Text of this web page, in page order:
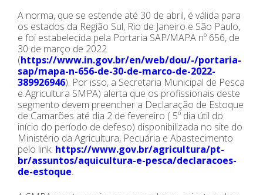
A norma, que se estende até 30 de abril, é válida para
os estados da Região Sul, Rio de Janeiro e São Paulo,
e foi estabelecida pela Portaria SAP/MAPA nº 656, de
30 de março de 2022
(https://www.in.gov.br/en/web/dou/-/portaria-
sap/mapa-n-656-de-30-de-marco-de-2022-
389926946). Por isso, a Secretaria Municipal de Pesca
e Agricultura SMPA) alerta que os profissionais deste
segmento devem preencher a Declaração de Estoque
de Camarões até dia 2 de fevereiro ( 5º dia útil do
início do período de defeso) disponibilizada no site do
Ministério da Agricultura, Pecuária e Abastecimento
pelo link: https://www.gov.br/agricultura/pt-
br/assuntos/aquicultura-e-pesca/declaracoes-
de-estoque.